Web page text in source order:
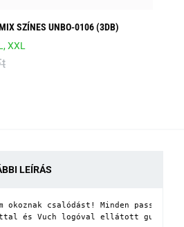
SZÍNES UNBO-0106 (3DB)
XXL
LEÍRÁS
okoznak csalódást! Minden
és Vuch logóval ellátott gumi